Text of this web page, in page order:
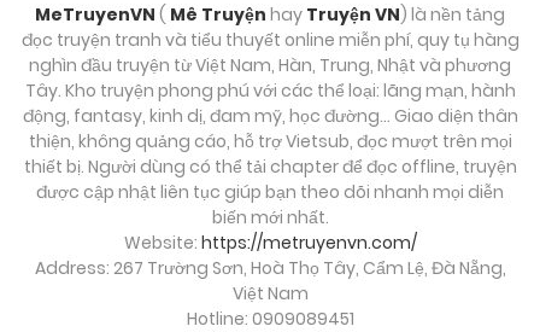
MeTruyenVN ( Mê Truyện hay Truyện VN) là nền tảng
đọc truyện tranh và tiểu thuyết online miễn phí, quy tụ hàng
nghìn đầu truyện từ Việt Nam, Hàn, Trung, Nhật và phương
Tây. Kho truyện phong phú với các thể loại: lãng mạn, hành
động, fantasy, kinh dị, đam mỹ, học đường… Giao diện thân
thiện, không quảng cáo, hỗ trợ Vietsub, đọc mượt trên mọi
thiết bị. Người dùng có thể tải chapter để đọc offline, truyện
được cập nhật liên tục giúp bạn theo dõi nhanh mọi diễn
biến mới nhất.
Website: https://metruyenvn.com/
Address: 267 Trường Sơn, Hoà Thọ Tây, Cẩm Lệ, Đà Nẵng,
Việt Nam
Hotline: 0909089451